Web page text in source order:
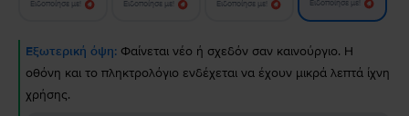
Ειδοποίησε με! Ειδοποίησε με! Ειδοποίησε με! Ειδοποίησε με!
Εξωτερική όψη: Φαίνεται νέο ή σχεδόν σαν καινούργιο. Η
οθόνη και το πληκτρολόγιο ενδέχεται να έχουν μικρά λεπτά ίχνη
χρήσης.